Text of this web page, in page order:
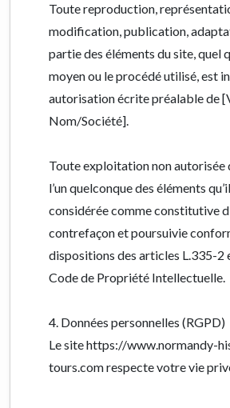
Toute reproduction,
modification, publication,
partie des éléments du site, quel
moyen ou le procédé utilisé, est
autorisation écrite préalable de
Nom/Société].
Toute exploitation non autorisée
l’un quelconque des éléments
considérée comme constitutive
contrefaçon et poursuivie
dispositions des articles L.335-2
Code de Propriété Intellectuelle.
4. Données personnelles (RGPD)
Le site https://www.normandy-
tours.com respecte votre vie